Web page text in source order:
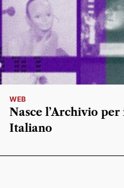
WEB
Nasce l’Archivio
Italiano